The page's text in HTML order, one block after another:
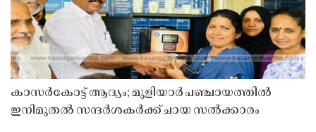
കാസർകോട്ട് ആദ്യം; മുളിയാർ പഞ്ചായത്തിൽ
ഇനിമുതൽ സന്ദർശകർക്ക് ചായ സൽക്കാരം